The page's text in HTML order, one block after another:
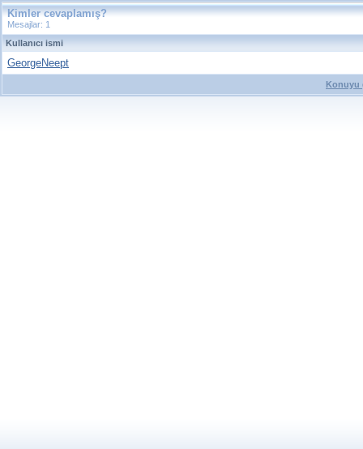
Kimler cevaplamış?
Mesajlar: 1
Kullanıcı ismi
GeorgeNeept
Konuyu